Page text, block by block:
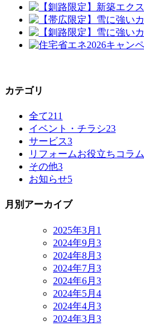
カテゴリ
全て211
イベント・チラシ23
サービス3
リフォームお役立ちコラム
その他3
お知らせ5
月別アーカイブ
2025年3月 1
2024年9月 3
2024年8月 3
2024年7月 3
2024年6月 3
2024年5月 4
2024年4月 3
2024年3月 3